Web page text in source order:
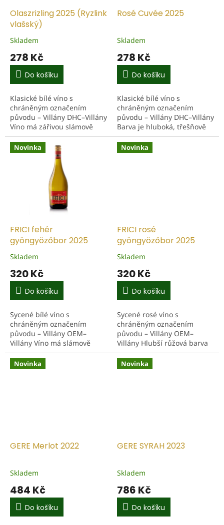
d
u
Olaszrizling 2025 (Ryzlink
vlašský)
Skladem
278 Kč
Do košíku
Klasické bílé víno s
chráněným označením
původu – Villány DHC–Villány
Víno má zářivou slámově
žlutou barvu. Ve vůni se
objevují tóny zeleného
jablka, broskve, vanilky a
Rosé Cuvée 2025
Skladem
278 Kč
Do košíku
Klasické bílé víno s
chráněným označením
původu – Villány DHC–Villány
Barva je hluboká, třešňově
červená se světlejším
okrajem, víno obsahově
působí plně. Ve vůni
Novinka
FRICI fehér
gyöngyözőbor 2025
Skladem
320 Kč
Do košíku
Sycené bílé víno s
chráněným označením
původu – Villány OEM–
Villány Víno má slámově
žlutou barvu s jemným
perlením ve sklenici. Aroma
vede sladké hroznové víno,
Novinka
FRICI rosé
gyöngyözőbor 2025
Skladem
320 Kč
Do košíku
Sycené rosé víno s
chráněným označením
původu – Villány OEM–
Villány Hlubší růžová barva
naznačuje vyzrálé tóny. Ve
vůni je nenápadná,
elegantní – dominuje třešeň,
Novinka
GERE Merlot 2022
Skladem
484 Kč
Do košíku
Novinka
GERE SYRAH 2023
Skladem
786 Kč
Do košíku